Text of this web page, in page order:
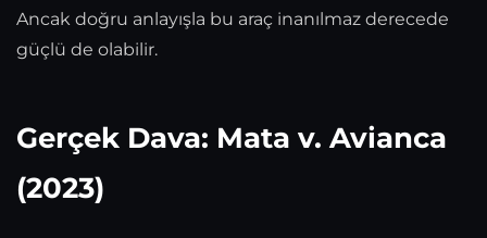
Ancak doğru anlayışla bu araç inanılmaz derecede
güçlü de olabilir.
Gerçek Dava: Mata v. Avianca
(2023)